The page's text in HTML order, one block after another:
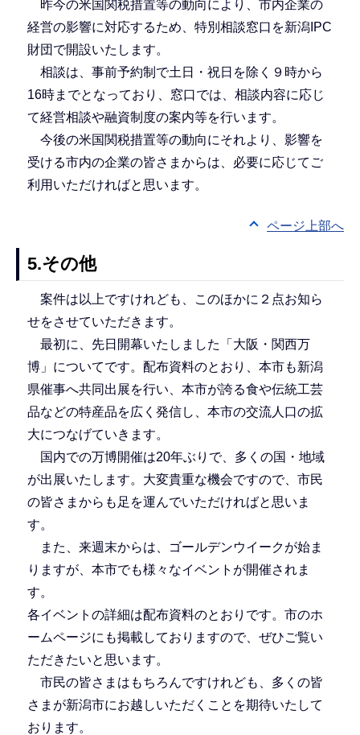
昨今の米国関税措置等の動向により、市内企業の
経営の影響に対応するため、特別相談窓口を新潟IPC
財団で開設いたします。
相談は、事前予約制で土日・祝日を除く９時から
16時までとなっており、窓口では、相談内容に応じ
て経営相談や融資制度の案内等を行います。
今後の米国関税措置等の動向にそれより、影響を
受ける市内の企業の皆さまからは、必要に応じてご
利用いただければと思います。
ページ上部へ
5.その他
案件は以上ですけれども、このほかに２点お知ら
せをさせていただきます。
最初に、先日開幕いたしました「大阪・関西万
博」についてです。配布資料のとおり、本市も新潟
県催事へ共同出展を行い、本市が誇る食や伝統工芸
品などの特産品を広く発信し、本市の交流人口の拡
大につなげていきます。
国内での万博開催は20年ぶりで、多くの国・地域
が出展いたします。大変貴重な機会ですので、市民
の皆さまからも足を運んでいただければと思いま
す。
また、来週末からは、ゴールデンウイークが始ま
りますが、本市でも様々なイベントが開催されま
す。
各イベントの詳細は配布資料のとおりです。市のホ
ームページにも掲載しておりますので、ぜひご覧い
ただきたいと思います。
市民の皆さまはもちろんですけれども、多くの皆
さまが新潟市にお越しいただくことを期待いたして
おります。